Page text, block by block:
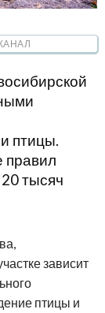
птицы.
правил
тысяч
зависит
птицы и